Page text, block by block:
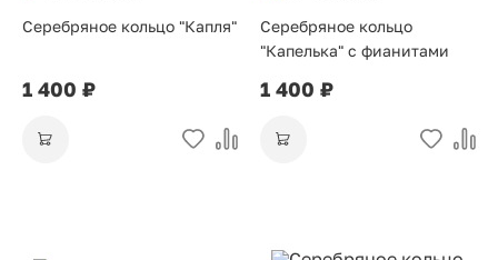
Серебряное кольцо "Капля"
1 400 ₽
Серебряное кольцо
"Капелька" с фианитами
1 400 ₽